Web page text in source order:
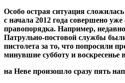
Особо острая ситуация
с начала 2012 года совершено
правопорядка. Например,
Патрульно-постовой службы
пистолета за то, что попросили
минувшие субботу и воскресенье
на Неве произошло сразу пять